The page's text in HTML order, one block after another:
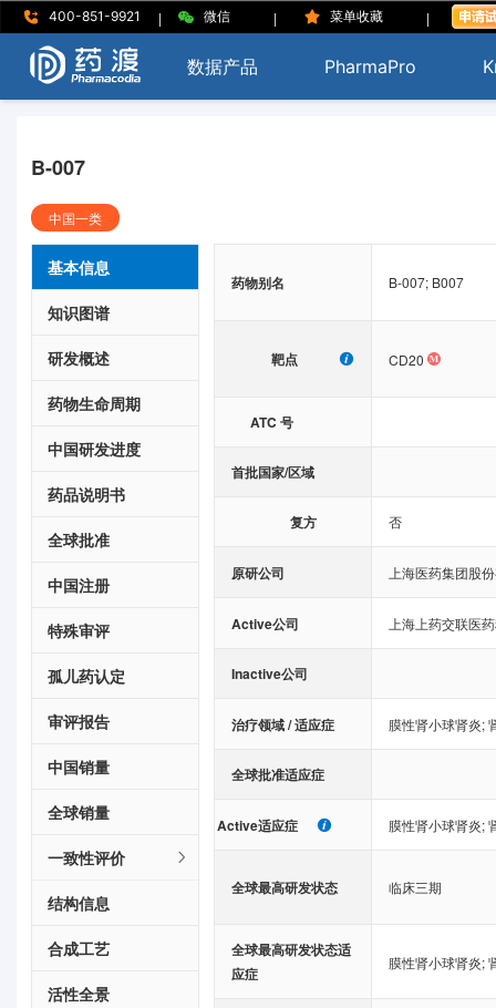
400-851-9921 | 微信 | 菜单收藏 |
数据产品 PharmaPro
B-007
中国一类
基本信息
知识图谱
研发概述
药物生命周期
中国研发进度
药品说明书
全球批准
中国注册
特殊审评
孤儿药认定
审评报告
中国销量
全球销量
一致性评价
结构信息
合成工艺
活性全景
药物别名 B-007; B007
靶点 CD20
ATC 号
首批国家/区域
复方 否
原研公司 上海医药集团股
Active公司 上海上药交联医
Inactive公司
治疗领域 / 适应症 膜性肾小球肾炎;
全球批准适应症
Active适应症 膜性肾小球肾炎;
全球最高研发状态 临床三期
全球最高研发状态适
应症
膜性肾小球肾炎;